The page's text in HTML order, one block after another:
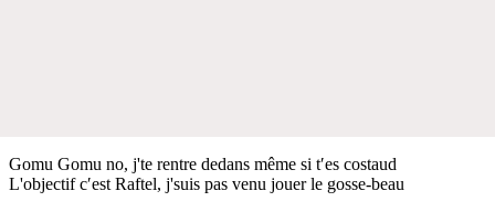
Gomu Gomu no, j'te rentre dedans même si t′es costaud
L'objectif c′est Raftel, j'suis pas venu jouer le gosse-beau